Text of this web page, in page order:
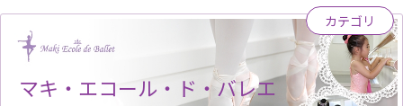
マキ・エコール・ド・バレエ
カテゴリ